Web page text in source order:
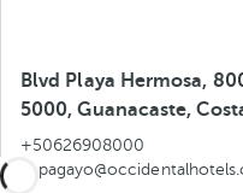
Blvd Playa Hermosa,
5000, Guanacaste,
+50626908000